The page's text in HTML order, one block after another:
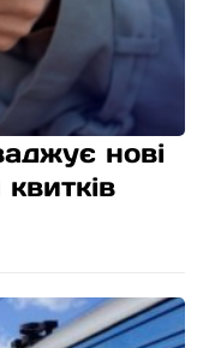
нові